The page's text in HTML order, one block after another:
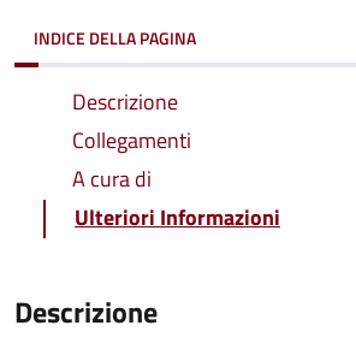
INDICE DELLA PAGINA
Descrizione
Collegamenti
A cura di
Ulteriori Informazioni
Descrizione